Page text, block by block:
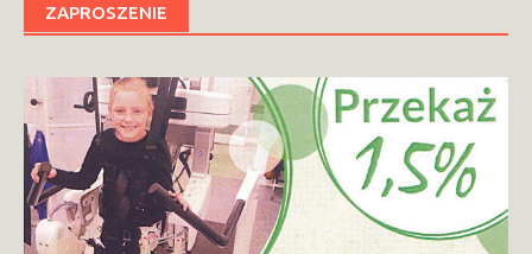
ZAPROSZENIE